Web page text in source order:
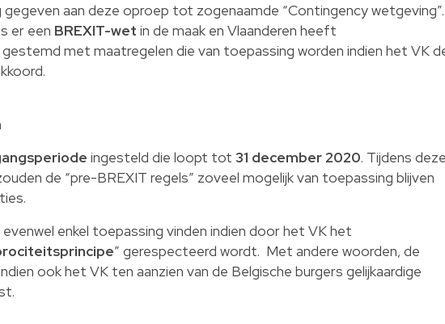
aan deze oproep tot zogenaamde “Contingency
er een BREXIT-wet in de maak en Vlaanderen heeft
gestemd met maatregelen die van toepassing worden indien het VK
ingesteld die loopt tot 31 december 2020. Tijdens
de “pre-BREXIT regels” zoveel mogelijk van toepassing blijven
enkel toepassing vinden indien door het VK het
” gerespecteerd wordt. Met andere woorden, de
ook het VK ten aanzien van de Belgische burgers gelijkaardige